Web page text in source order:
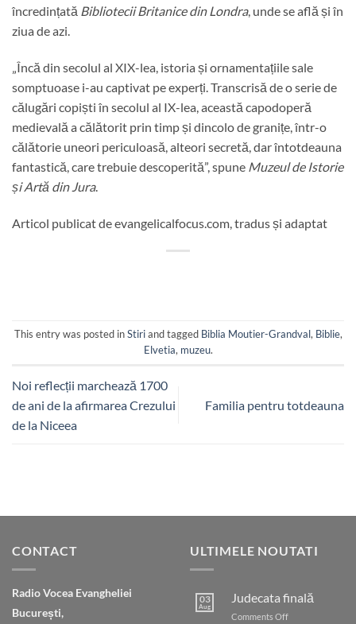
încredințată Bibliotecii Britanice din Londra, unde se află și în
ziua de azi.
„Încă din secolul al XIX-lea, istoria și ornamentațiile sale
somptuoase i-au captivat pe experți. Transcrisă de o serie de
călugări copiști în secolul al IX-lea, această capodoperă
medievală a călătorit prin timp și dincolo de granițe, într-o
călătorie uneori periculoasă, alteori secretă, dar întotdeauna
fantastică, care trebuie descoperită”, spune Muzeul de Istorie
și Artă din Jura.
Articol publicat de evangelicalfocus.com, tradus și adaptat
This entry was posted inStiriand tagged Biblia Moutier-Grandval, Biblie,
Elvetia, muzeu.
Noi reflecții marchează 1700
de ani de la afirmarea Crezului
de la Niceea
Familia pentru totdeauna
CONTACT
Radio Vocea Evangheliei
București,
ULTIMELE NOUTATI
03
Aug
Judecata finală
Comments Offon